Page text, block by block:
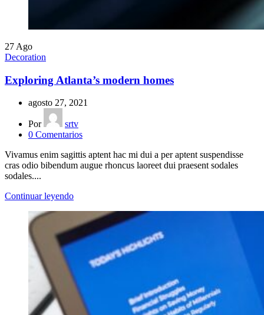
27 Ago
Decoration
Exploring Atlanta’s modern homes
agosto 27, 2021
Por
srtv
0 Comentarios
Vivamus enim sagittis aptent hac mi dui a per aptent suspendisse
cras odio bibendum augue rhoncus laoreet dui praesent sodales
sodales....
Continuar leyendo